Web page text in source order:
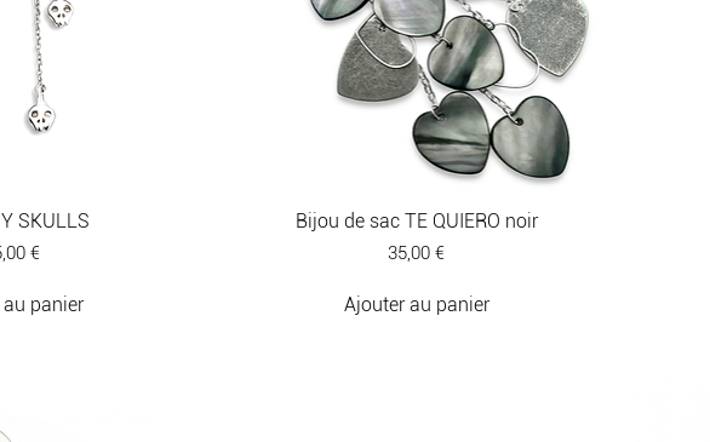
SKULLS
€
panier
Bijou de sac TE QUIERO noir
Prix
35,00 €
Ajouter au panier